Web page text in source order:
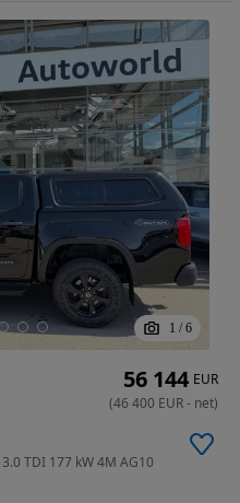
1 / 6
TDI 177 kW 4M AG10
56 144 EUR
(46 400 EUR- net)